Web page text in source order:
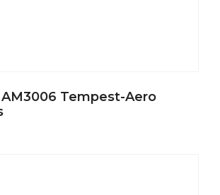
Tempest-Aero